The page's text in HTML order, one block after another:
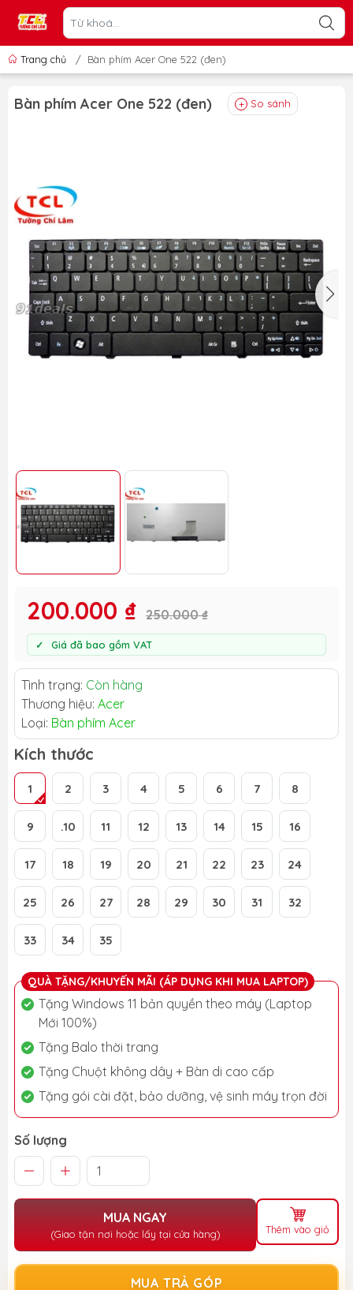
Trang chủ / Bàn phím Acer One 522 (đen)
Bàn phím Acer One 522 (đen) So sánh
200.000 ₫ 250.000 ₫
Giá đã bao gồm VAT
Tình trạng: Còn hàng
Thương hiệu: Acer
Loại: Bàn phím Acer
Kích thước
1 2 3 4 5 6 7 8
9 .10 11 12 13 14 15 16
17 18 19 20 21 22 23 24
25 26 27 28 29 30 31 32
33 34 35
QUÀ TẶNG/KHUYẾN MÃI (ÁP DỤNG KHI MUA LAPTOP)
Tặng Windows 11 bản quyền theo máy (Laptop
Mới 100%)
Tặng Balo thời trang
Tặng Chuột không dây + Bàn di cao cấp
Tặng gói cài đặt, bảo dưỡng, vệ sinh máy trọn đời
Số lượng
MUA NGAY
(Giao tận nơi hoặc lấy tại cửa hàng) Thêm vào giỏ
MUA TRẢ GÓP